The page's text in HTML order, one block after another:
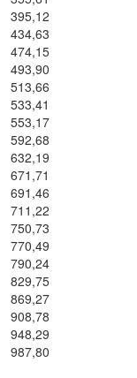
395,12
434,63
474,15
493,90
513,66
533,41
553,17
592,68
632,19
671,71
691,46
711,22
750,73
770,49
790,24
829,75
869,27
908,78
948,29
987,80